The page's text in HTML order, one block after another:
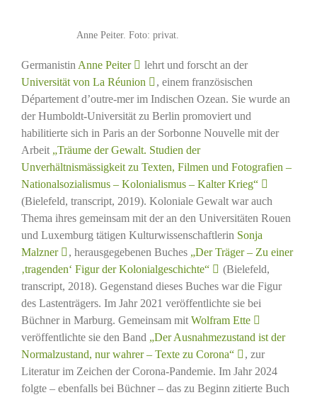
Anne Peiter. Foto: privat.
Germanistin Anne Peiter
lehrt und forscht an der
Universität von La Réunion
, einem französischen
Département d’outre-mer im Indischen Ozean. Sie wurde an
der Humboldt-Universität zu Berlin promoviert und
habilitierte sich in Paris an der Sorbonne Nouvelle mit der
Arbeit „Träume der Gewalt. Studien der
Unverhältnismässigkeit zu Texten, Filmen und Fotografien –
Nationalsozialismus – Kolonialismus – Kalter Krieg“
(Bielefeld, transcript, 2019). Koloniale Gewalt war auch
Thema ihres gemeinsam mit der an den Universitäten Rouen
und Luxemburg tätigen Kulturwissenschaftlerin Sonja
Malzner
, herausgegebenen Buches „Der Träger – Zu einer
‚tragenden‘ Figur der Kolonialgeschichte“
(Bielefeld,
transcript, 2018). Gegenstand dieses Buches war die Figur
des Lastenträgers. Im Jahr 2021 veröffentlichte sie bei
Büchner in Marburg. Gemeinsam mit Wolfram Ette
veröffentlichte sie den Band „Der Ausnahmezustand ist der
Normalzustand, nur wahrer – Texte zu Corona“
, zur
Literatur im Zeichen der Corona-Pandemie. Im Jahr 2024
folgte – ebenfalls bei Büchner – das zu Beginn zitierte Buch